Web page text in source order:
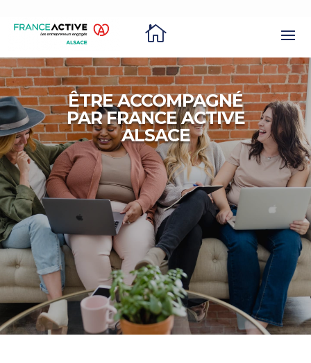

ÊTRE ACCOMPAGNÉ
PAR FRANCE ACTIVE
ALSACE